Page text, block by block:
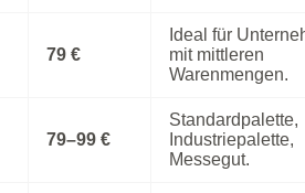
79 €
Ideal für
mit mittleren
Warenmengen.
79–99 €
Standardpalette,
Industriepalette,
Messegut.